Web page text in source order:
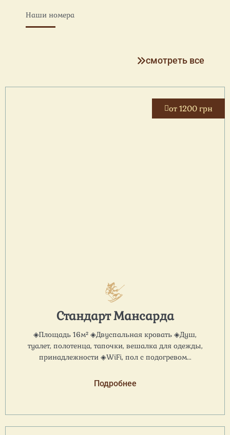
Наши номера
смотреть все
от 1200 грн
Стандарт Мансарда
◈Площадь 16м² ◈Двуспальная кровать ◈Душ,
туалет, полотенца, тапочки, вешалка для одежды,
принадлежности ◈WiFi, пол с подогревом...
Подробнее